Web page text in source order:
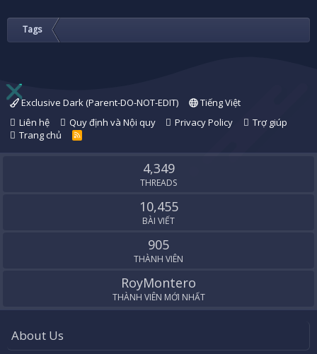
Tags
Exclusive Dark (Parent-DO-NOT-EDIT)
Tiếng Việt
Liên hệ
Quy định và Nội quy Privacy Policy
Trợ giúp
Trang chủ
R
S
4,349
THREADS
10,455
BÀI VIẾT
905
THÀNH VIÊN
RoyMontero
THÀNH VIÊN MỚI NHẤT
About Us